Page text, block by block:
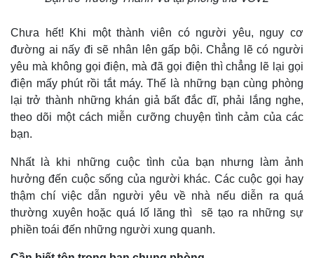
Chưa hết! Khi một thành viên có người yêu, nguy cơ
đường ai nấy đi sẽ nhân lên gấp bội. Chẳng lẽ có người
yêu mà không gọi điện, mà đã gọi điện thì chẳng lẽ lại gọi
điện mấy phút rồi tắt máy. Thế là những bạn cùng phòng
lại trở thành những khán giả bất đắc dĩ, phải lắng nghe,
theo dõi một cách miễn cưỡng chuyện tình cảm của các
bạn.
Nhất là khi những cuộc tình của bạn nhưng làm ảnh
hưởng đến cuộc sống của người khác. Các cuộc gọi hay
thậm chí việc dẫn người yêu về nhà nếu diễn ra quá
thường xuyên hoặc quá lố lăng thì sẽ tạo ra những sự
phiền toái đến những người xung quanh.